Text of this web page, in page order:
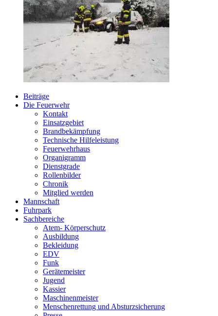
Beiträge
Die Feuerwehr
Kontakt
Einsatzgebiet
Brandbekämpfung
Technische Hilfeleistung
Feuerwehrhaus
Organigramm
Dienstgrade
Rollenbilder
Chronik
Mitglied werden
Mannschaft
Fuhrpark
Sachbereiche
Atem- Körperschutz
Ausbildung
Bekleidung
EDV
Funk
Gerätemeister
Jugend
Kassier
Maschinenmeister
Menschenrettung und Absturzsicherung